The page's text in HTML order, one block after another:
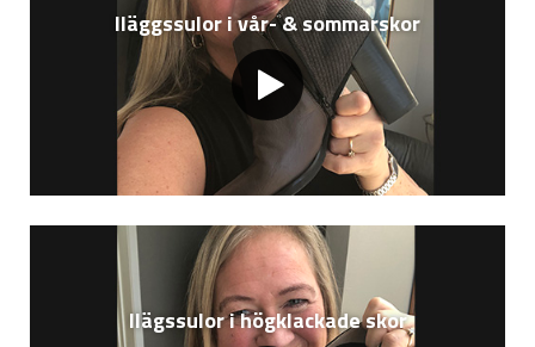
Iläggssulor i vår- & sommarskor
Ilägssulor i högklackade skor